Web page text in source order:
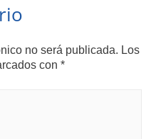
no será publicada. Los
con *